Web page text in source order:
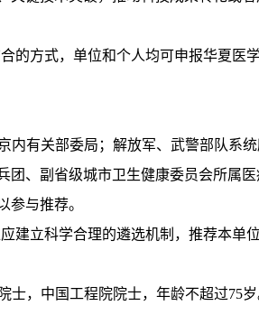
的方式，单位和个人均可申报华夏医
内有关部委局；解放军、武警部队系
团、副省级城市卫生健康委员会所属
参与推荐。
建立科学合理的遴选机制，推荐本单
士，中国工程院院士，年龄不超过75岁